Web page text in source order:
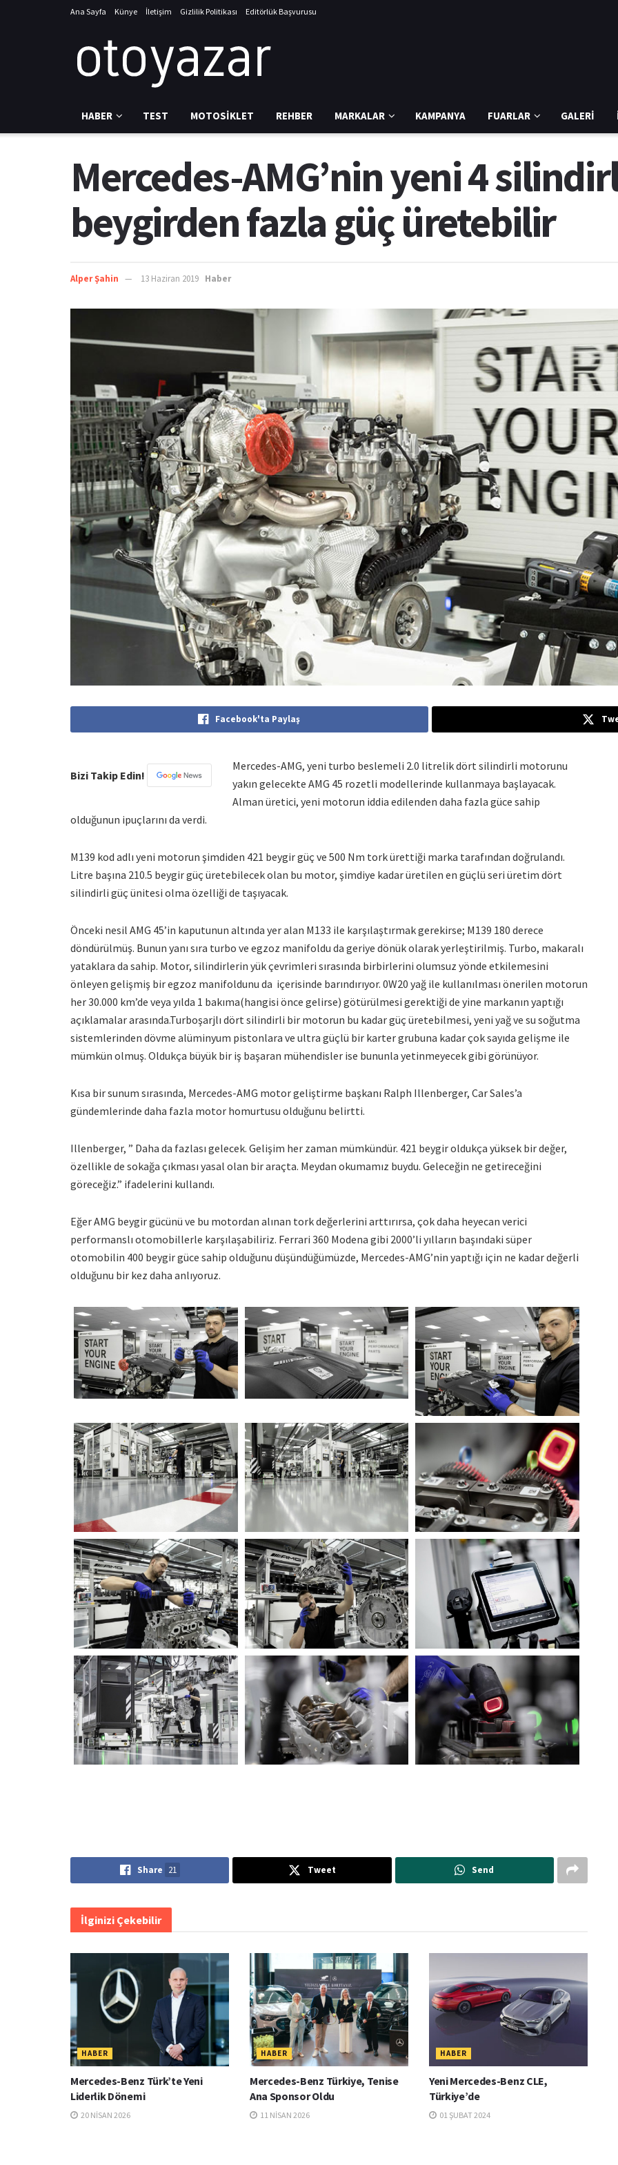
Ana Sayfa Künye İletişim Gizlilik Politikası Editörlük Başvurusu
HABER TEST MOTOSIKLET REHBER MARKALAR KAMPANYA FUARLAR GALERI
Mercedes-AMG’nin yeni 4
beygirden fazla güç üretebilir
Alper Şahin 13 Haziran 2019 Haber
Facebook'ta Paylaş
Bizi Takip Edin!
Mercedes-AMG, yeni turbo beslemeli 2.0 litrelik dört silindirli motorunu
yakın gelecekte AMG 45 rozetli modellerinde kullanmaya başlayacak.
Alman üretici, yeni motorun iddia edilenden daha fazla güce sahip
olduğunun ipuçlarını da verdi.
M139 kod adlı yeni motorun şimdiden 421 beygir güç ve 500 Nm tork ürettiği marka tarafından doğrulandı.
Litre başına 210.5 beygir güç üretebilecek olan bu motor, şimdiye kadar üretilen en güçlü seri üretim dört
silindirli güç ünitesi olma özelliği de taşıyacak.
Önceki nesil AMG 45’in kaputunun altında yer alan M133 ile karşılaştırmak gerekirse; M139 180 derece
döndürülmüş. Bunun yanı sıra turbo ve egzoz manifoldu da geriye dönük olarak yerleştirilmiş. Turbo, makaralı
yataklara da sahip. Motor, silindirlerin yük çevrimleri sırasında birbirlerini olumsuz yönde etkilemesini
önleyen gelişmiş bir egzoz manifoldunu da içerisinde barındırıyor. 0W20 yağ ile kullanılması önerilen motorun
her 30.000 km’de veya yılda 1 bakıma(hangisi önce gelirse) götürülmesi gerektiği de yine markanın yaptığı
açıklamalar arasında.Turboşarjlı dört silindirli bir motorun bu kadar güç üretebilmesi, yeni yağ ve su soğutma
sistemlerinden dövme alüminyum pistonlara ve ultra güçlü bir karter grubuna kadar çok sayıda gelişme ile
mümkün olmuş. Oldukça büyük bir iş başaran mühendisler ise bununla yetinmeyecek gibi görünüyor.
Kısa bir sunum sırasında, Mercedes-AMG motor geliştirme başkanı Ralph Illenberger, Car Sales’a
gündemlerinde daha fazla motor homurtusu olduğunu belirtti.
Illenberger, ” Daha da fazlası gelecek. Gelişim her zaman mümkündür. 421 beygir oldukça yüksek bir değer,
özellikle de sokağa çıkması yasal olan bir araçta. Meydan okumamız buydu. Geleceğin ne getireceğini
göreceğiz.” ifadelerini kullandı.
Eğer AMG beygir gücünü ve bu motordan alınan tork değerlerini arttırırsa, çok daha heyecan verici
performanslı otomobillerle karşılaşabiliriz. Ferrari 360 Modena gibi 2000’li yılların başındaki süper
otomobilin 400 beygir güce sahip olduğunu düşündüğümüzde, Mercedes-AMG’nin yaptığı için ne kadar değerli
olduğunu bir kez daha anlıyoruz.
Share 21 Tweet Send
İlginizi Çekebilir
HABER
Mercedes-Benz Türk’te Yeni
Liderlik Dönemi
20 NISAN 2026
HABER
Mercedes-Benz Türkiye, Tenise
Ana Sponsor Oldu
11 NISAN 2026
HABER
Yeni Mercedes-Benz CLE,
Türkiye’de
01 ŞUBAT 2024